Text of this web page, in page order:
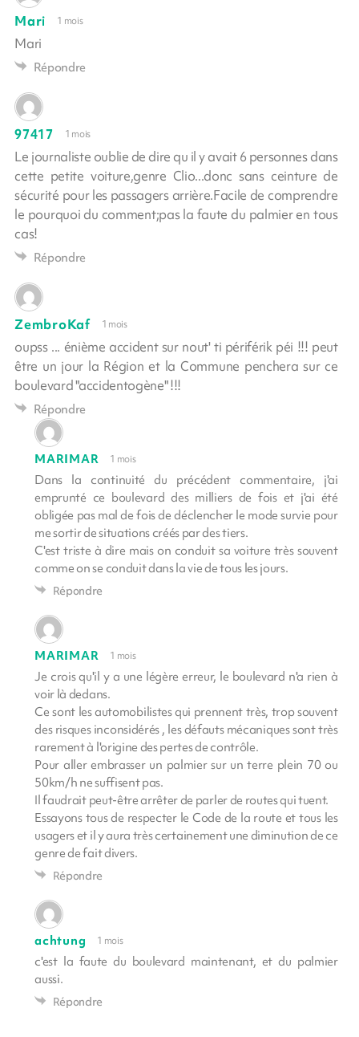
Mari 1 mois
Mari
Répondre
97417 1 mois
Le journaliste oublie de dire qu il y avait 6 personnes dans
cette petite voiture,genre Clio...donc sans ceinture de
sécurité pour les passagers arrière.Facile de comprendre
le pourquoi du comment;pas la faute du palmier en tous
cas!
Répondre
ZembroKaf 1 mois
oupss ... énième accident sur nout' ti périférik péi !!! peut
être un jour la Région et la Commune penchera sur ce
boulevard "accidentogène" !!!
Répondre
MARIMAR 1 mois
Dans la continuité du précédent commentaire, j'ai
emprunté ce boulevard des milliers de fois et j'ai été
obligée pas mal de fois de déclencher le mode survie pour
me sortir de situations créés par des tiers.
C'est triste à dire mais on conduit sa voiture très souvent
comme on se conduit dans la vie de tous les jours.
Répondre
MARIMAR 1 mois
Je crois qu'il y a une légère erreur, le boulevard n'a rien à
voir là dedans.
Ce sont les automobilistes qui prennent très, trop souvent
des risques inconsidérés , les défauts mécaniques sont très
rarement à l'origine des pertes de contrôle.
Pour aller embrasser un palmier sur un terre plein 70 ou
50km/h ne suffisent pas.
Il faudrait peut-être arrêter de parler de routes qui tuent.
Essayons tous de respecter le Code de la route et tous les
usagers et il y aura très certainement une diminution de ce
genre de fait divers.
Répondre
achtung 1 mois
c'est la faute du boulevard maintenant, et du palmier
aussi.
Répondre